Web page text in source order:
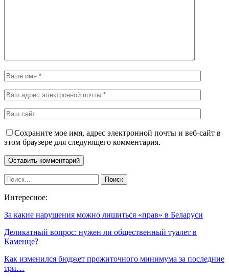
Сохраните мое имя, адрес электронной почты и веб-сайт в
этом браузере для следующего комментария.
Интересное:
За какие нарушения можно лишиться «прав» в Беларуси
Деликатный вопрос: нужен ли общественный туалет в
Каменце?
Как изменился бюджет прожиточного минимума за последние
три…